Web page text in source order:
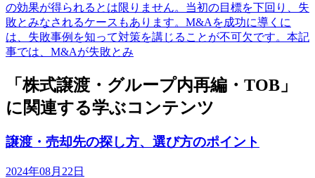
の効果が得られるとは限りません。当初の目標を下回り、失
敗とみなされるケースもあります。M&Aを成功に導くに
は、失敗事例を知って対策を講じることが不可欠です。本記
事では、M&Aが失敗とみ
「株式譲渡・グループ内再編・TOB」
に関連する学ぶコンテンツ
譲渡・売却先の探し方、選び方のポイント
2024年08月22日